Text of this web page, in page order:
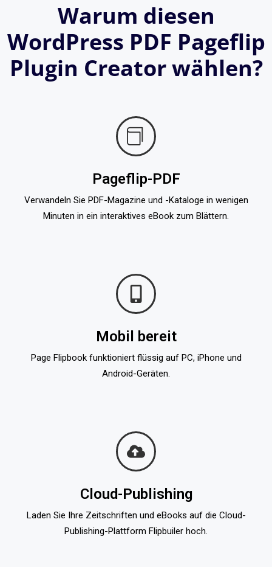
Warum diesen
WordPress PDF Pageflip
Plugin Creator wählen?
Pageflip-PDF
Verwandeln Sie PDF-Magazine und -Kataloge in wenigen
Minuten in ein interaktives eBook zum Blättern.
Mobil bereit
Page Flipbook funktioniert flüssig auf PC, iPhone und
Android-Geräten.
Cloud-Publishing
Laden Sie Ihre Zeitschriften und eBooks auf die Cloud-
Publishing-Plattform Flipbuiler hoch.